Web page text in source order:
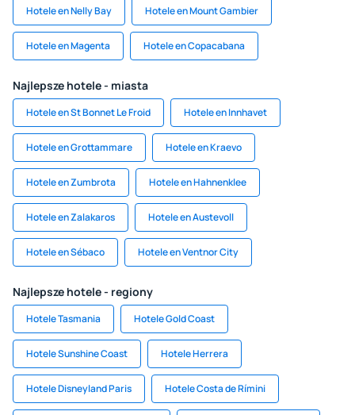
Hotele en Nelly Bay Hotele en Mount Gambier
Hotele en Magenta Hotele en Copacabana
Najlepsze hotele - miasta
Hotele en St Bonnet Le Froid Hotele en Innhavet
Hotele en Grottammare Hotele en Kraevo
Hotele en Zumbrota Hotele en Hahnenklee
Hotele en Zalakaros Hotele en Austevoll
Hotele en Sébaco Hotele en Ventnor City
Najlepsze hotele - regiony
Hotele Tasmania Hotele Gold Coast
Hotele Sunshine Coast Hotele Herrera
Hotele Disneyland Paris Hotele Costa de Rímini